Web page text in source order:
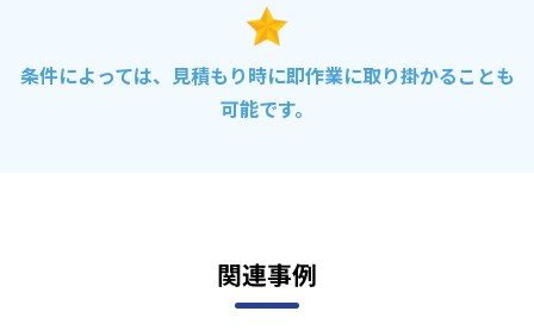
条件によっては、見積もり時に即作業に取り掛かることも
可能です。
関連事例